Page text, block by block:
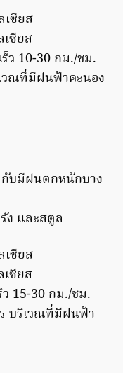
ซียส
ซียส
ว 10-30 กม./ชม.
วณที่มีฝนฟ้าคะนอง
บมีฝนตกหนักบาง
ง และสตูล
ซียส
ซียส
15-30 กม./ชม.
บริเวณที่มีฝนฟ้า